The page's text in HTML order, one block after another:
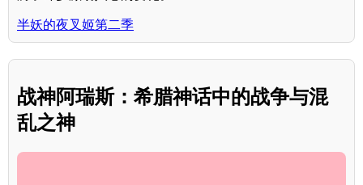
半妖的夜叉姬第二季
战神阿瑞斯：希腊神话中的战争与混
乱之神